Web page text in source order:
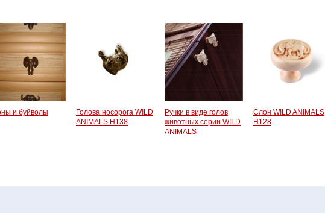
и буйволы
Голова носорога WILD
ANIMALS H138
Ручки в виде голов
животных серии WILD
ANIMALS
Слон WILD ANIMALS
H128